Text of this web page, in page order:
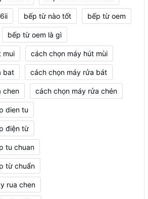
bếp từ nào tốt bếp từ oem
bếp từ oem là gì
mui cách chọn máy hút mùi
bat cách chọn máy rửa bát
chen cách chọn máy rửa chén
dien tu
điện từ
tu chuan
từ chuẩn
rua chen